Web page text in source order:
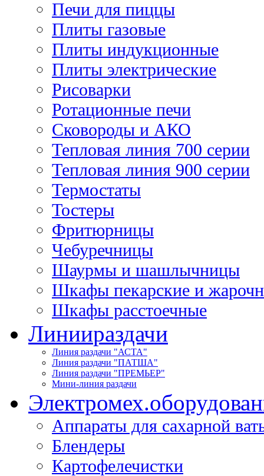
Печи для пиццы
Плиты газовые
Плиты индукционные
Плиты электрические
Рисоварки
Ротационные печи
Сковороды и АКО
Тепловая линия 700 серии
Тепловая линия 900 серии
Термостаты
Тостеры
Фритюрницы
Чебуречницы
Шаурмы и шашлычницы
Шкафы пекарские и
Шкафы расстоечные
Линиираздачи
Линия раздачи "АСТА"
Линия раздачи "ПАТША"
Линия раздачи "ПРЕМЬЕР"
Мини-линия раздачи
Электромех.
Аппараты для сахарной
Блендеры
Картофелечистки